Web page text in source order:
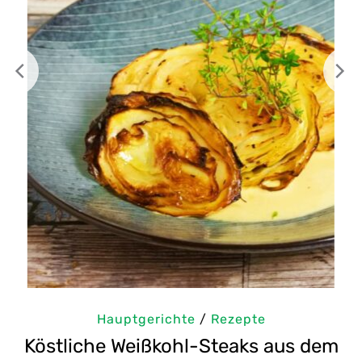
Hauptgerichte/Rezepte
Selbstgemachte Tahini: Sesampaste